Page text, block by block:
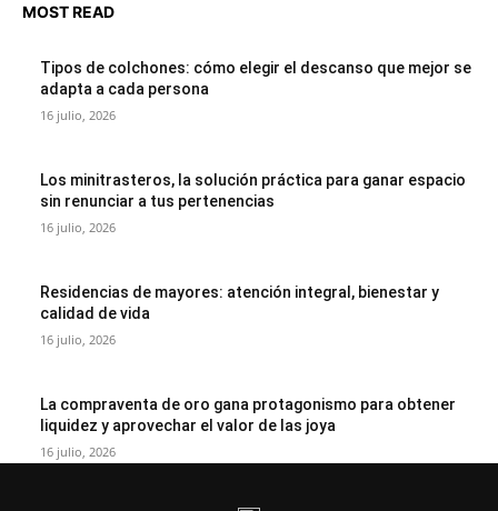
MOST READ
Tipos de colchones: cómo elegir el descanso que mejor se
adapta a cada persona
16 julio, 2026
Los minitrasteros, la solución práctica para ganar espacio
sin renunciar a tus pertenencias
16 julio, 2026
Residencias de mayores: atención integral, bienestar y
calidad de vida
16 julio, 2026
La compraventa de oro gana protagonismo para obtener
liquidez y aprovechar el valor de las joya
16 julio, 2026